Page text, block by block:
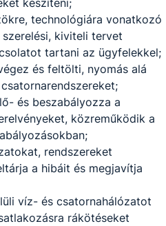
készíteni;
technológiára vonatkozó
kiviteli tervet
tartani az ügyfelekkel;
és feltölti, nyomás alá
és beszabályozza a
közreműködik a
rendszereket
a hibáit és megjavítja
víz- és csatornahálózatot
rákötéseket